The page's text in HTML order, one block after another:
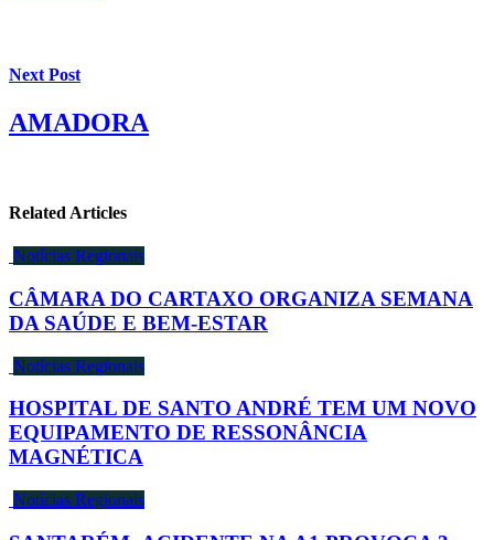
Next Post
AMADORA
Related Articles
Notícias Regionais
CÂMARA DO CARTAXO ORGANIZA SEMANA
DA SAÚDE E BEM-ESTAR
Notícias Regionais
HOSPITAL DE SANTO ANDRÉ TEM UM NOVO
EQUIPAMENTO DE RESSONÂNCIA
MAGNÉTICA
Notícias Regionais